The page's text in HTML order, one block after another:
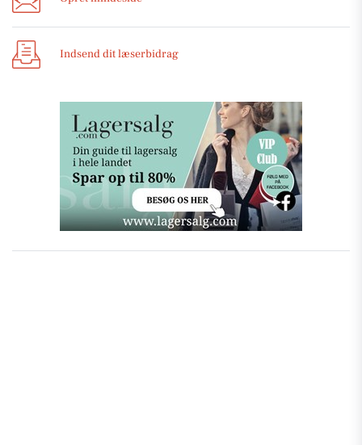
Indsend dit læserbidrag